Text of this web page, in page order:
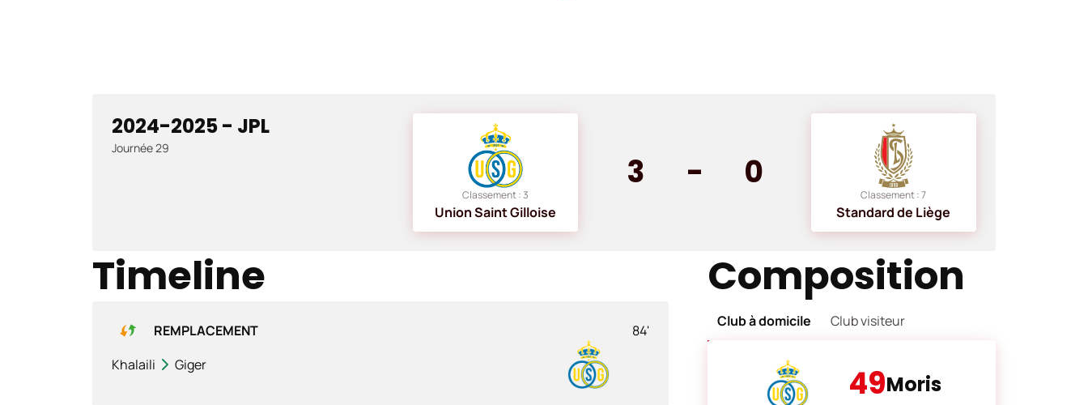
2024-2025 - JPL
Journée 29
Classement : 3
Union Saint Gilloise
3 - 0
Classement : 7
Standard de Liège
Timeline
REMPLACEMENT
84'
Khalaili
Giger
Composition
Club à domicile Club visiteur
49Moris